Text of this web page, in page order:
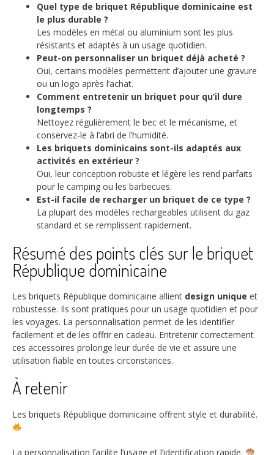
Quel type de briquet République dominicaine est
le plus durable ?
Les modèles en métal ou aluminium sont les plus
résistants et adaptés à un usage quotidien.
Peut-on personnaliser un briquet déjà acheté ?
Oui, certains modèles permettent d’ajouter une gravure
ou un logo après l’achat.
Comment entretenir un briquet pour qu’il dure
longtemps ?
Nettoyez régulièrement le bec et le mécanisme, et
conservez-le à l’abri de l’humidité.
Les briquets dominicains sont-ils adaptés aux
activités en extérieur ?
Oui, leur conception robuste et légère les rend parfaits
pour le camping ou les barbecues.
Est-il facile de recharger un briquet de ce type ?
La plupart des modèles rechargeables utilisent du gaz
standard et se remplissent rapidement.
Résumé des points clés sur le briquet
République dominicaine
Les briquets République dominicaine allient design unique et
robustesse. Ils sont pratiques pour un usage quotidien et pour
les voyages. La personnalisation permet de les identifier
facilement et de les offrir en cadeau. Entretenir correctement
ces accessoires prolonge leur durée de vie et assure une
utilisation fiable en toutes circonstances.
À retenir
Les briquets République dominicaine offrent style et durabilité.
La personnalisation facilite l’usage et l’identification rapide.